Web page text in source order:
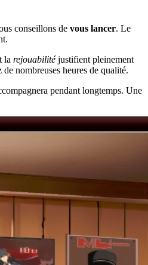
conseillons de vous lancer. Le
la rejouabilitéjustifient pleinement
nombreuses heures de qualité.
pendant longtemps. Une